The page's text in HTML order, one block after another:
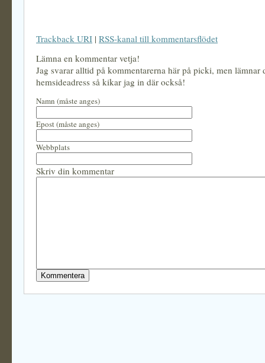
Trackback URI | RSS-kanal till kommentarsflödet
Lämna en kommentar vetja!
Jag svarar alltid på kommentarerna här på picki, men lämnar
hemsideadress så kikar jag in där också!
Namn (måste anges)
Epost (måste anges)
Webbplats
Skriv din kommentar